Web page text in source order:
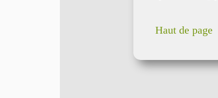
Haut de page